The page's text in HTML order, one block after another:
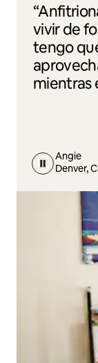
vivir de
tengo
mientras
Angie
Denver,